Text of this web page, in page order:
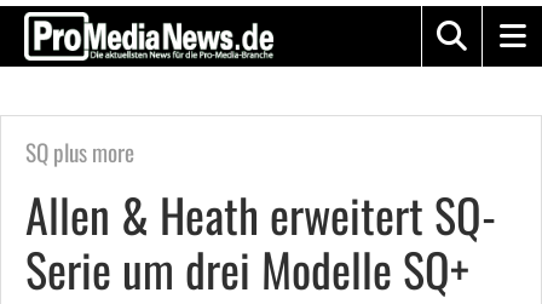
SQ plus more
Allen & Heath erweitert SQ-
Serie um drei Modelle SQ+